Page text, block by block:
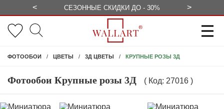
< СЕЗОННЫЕ СКИДКИ ДО - 30% >
ФОТООБОИ ЦВЕТЫ 3Д ЦВЕТЫ КРУПНЫЕ РОЗЫ 3Д
Фотообои Крупные розы 3Д ( Код: 27016 )